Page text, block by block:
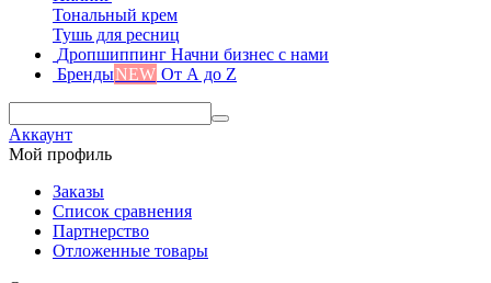
Тональный крем
Тушь для ресниц
Дропшиппинг Начни бизнес с нами
БрендыNEW От А до Z
Аккаунт
Мой профиль
Заказы
Список сравнения
Партнерство
Отложенные товары